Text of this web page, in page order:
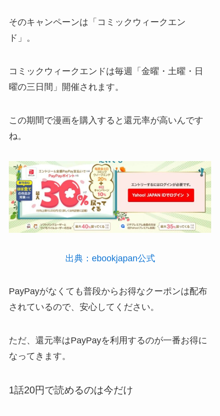
そのキャンペーンは「コミックウィークエン
ド」。
コミックウィークエンドは毎週「金曜・土曜・日
曜の三日間」開催されます。
この期間で漫画を購入すると還元率が高いんです
ね。
出典：ebookjapan公式
PayPayがなくても普段からお得なクーポンは配布
されているので、安心してください。
ただ、還元率はPayPayを利用するのが一番お得に
なってきます。
1話20円で読めるのは今だけ